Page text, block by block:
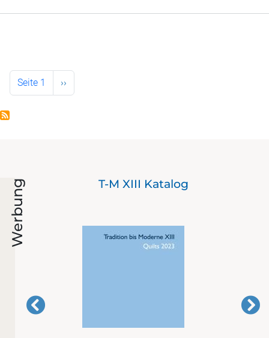
Seitennummerierung
Seite 1 Nächste Seite
››
Werbung T-M XIII Katalog